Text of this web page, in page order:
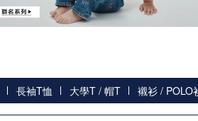
長袖T恤 大學T / 帽T 襯衫 / POLO